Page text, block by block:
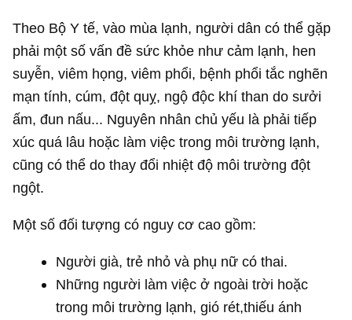
Theo Bộ Y tế, vào mùa lạnh, người dân có thể gặp
phải một số vấn đề sức khỏe như cảm lạnh, hen
suyễn, viêm họng, viêm phổi, bệnh phổi tắc nghẽn
mạn tính, cúm, đột quỵ, ngộ độc khí than do sưởi
ấm, đun nấu... Nguyên nhân chủ yếu là phải tiếp
xúc quá lâu hoặc làm việc trong môi trường lạnh,
cũng có thể do thay đổi nhiệt độ môi trường đột
ngột.
Một số đối tượng có nguy cơ cao gồm:
Người già, trẻ nhỏ và phụ nữ có thai.
Những người làm việc ở ngoài trời hoặc
trong môi trường lạnh, gió rét,thiếu ánh